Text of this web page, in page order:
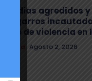
Guardias agredidos
de cigarros
hecho de violencia en
Agosto 2, 2026